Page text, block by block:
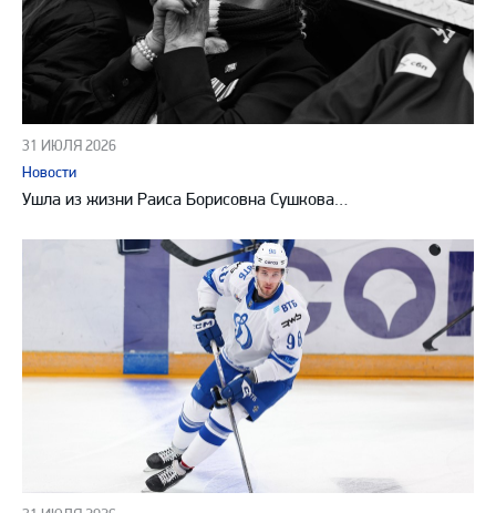
31 ИЮЛЯ 2026
Новости
Ушла из жизни Раиса Борисовна Сушкова…